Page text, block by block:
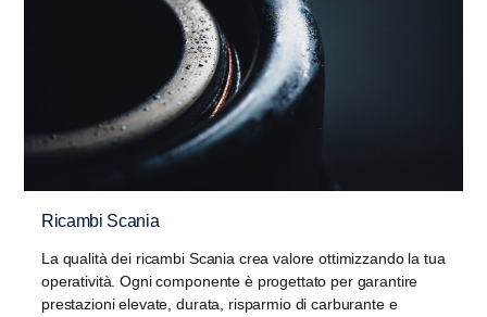
Ricambi Scania
La qualità dei ricambi Scania crea valore ottimizzando la tua
operatività. Ogni componente è progettato per garantire
prestazioni elevate, durata, risparmio di carburante e